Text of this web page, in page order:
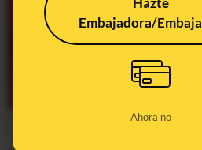
Embajadora/
Ahora no